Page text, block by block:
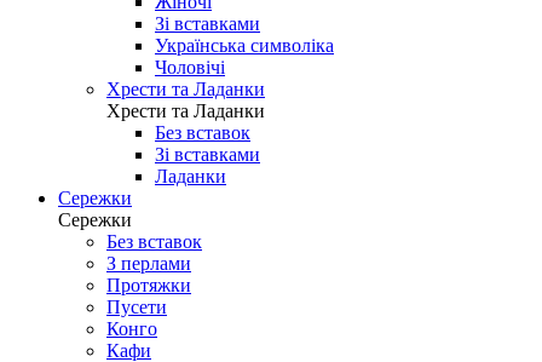
Зі вставками
Українська символіка
Чоловічі
Хрести та Ладанки
Хрести та Ладанки
Без вставок
Зі вставками
Ладанки
Сережки
Сережки
Без вставок
З перлами
Протяжки
Пусети
Конго
Кафи